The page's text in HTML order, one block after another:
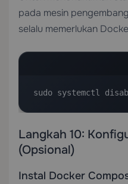
pada mesin
selalu memerlukan
sudo systemctl
Langkah 10:
(Opsional)
Instal Docker